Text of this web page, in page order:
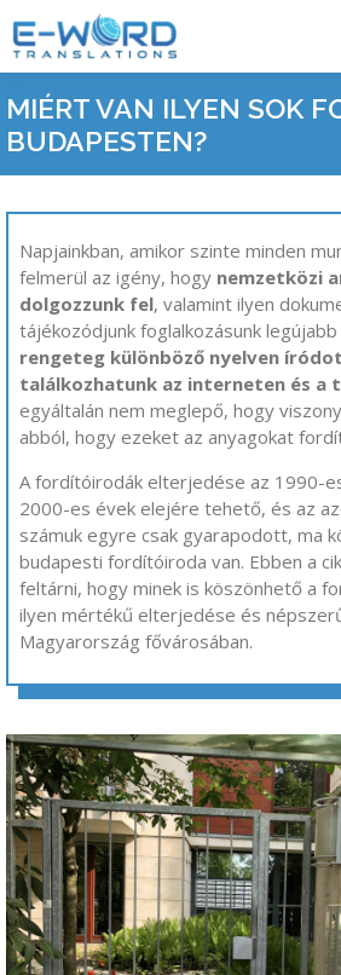
tartalomba
​MIÉRT VAN ILYEN SOK
BUDAPESTEN?
Napjainkban, amikor szinte minden
felmerül az igény, hogy nemzetközi
dolgozzunk fel, valamint ilyen
tájékozódjunk foglalkozásunk
rengeteg különböző nyelven
találkozhatunk az interneten és a
egyáltalán nem meglepő, hogy
abból, hogy ezeket az anyagokat
A fordítóirodák elterjedése az 1990-
2000-es évek elejére tehető, és az
számuk egyre csak gyarapodott, ma
budapesti ​fordítóiroda van​. Ebben a
feltárni, hogy minek is köszönhető a
ilyen mértékű elterjedése és
Magyarország fővárosában.